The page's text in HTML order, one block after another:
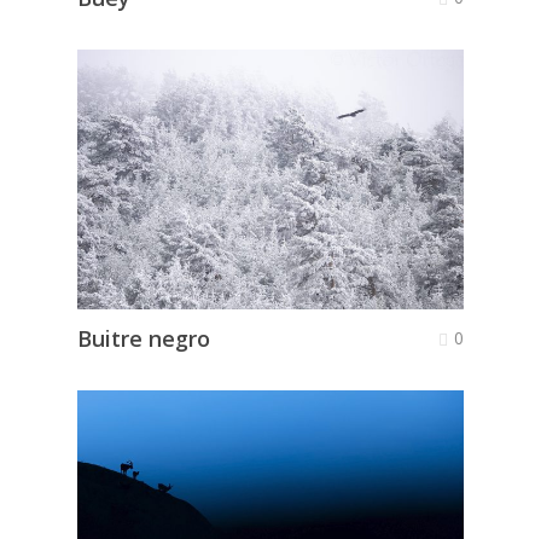
Buitre negro 0